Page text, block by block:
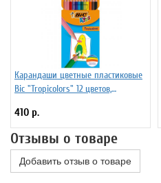
Карандаши цветные пластиковые
Bic "Tropicolors" 12 цветов,
410 р.
Отзывы о товаре
Добавить отзыв о товаре